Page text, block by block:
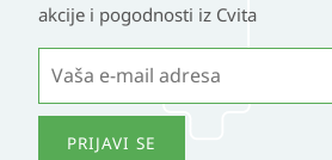
akcije i pogodnosti iz Cvita